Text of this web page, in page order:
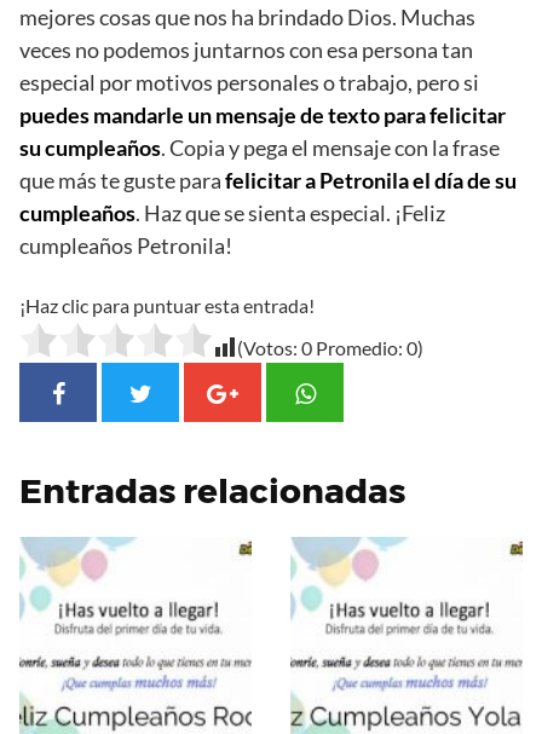
mejores cosas que nos ha brindado Dios. Muchas
veces no podemos juntarnos con esa persona tan
especial por motivos personales o trabajo, pero si
puedes mandarle un mensaje de texto para felicitar
su cumpleaños. Copia y pega el mensaje con la frase
que más te guste parafelicitar a Petronila el día de su
cumpleaños. Haz que se sienta especial. ¡Feliz
cumpleaños Petronila!
¡Haz clic para puntuar esta entrada!
(Votos: 0 Promedio: 0)
Entradas relacionadas